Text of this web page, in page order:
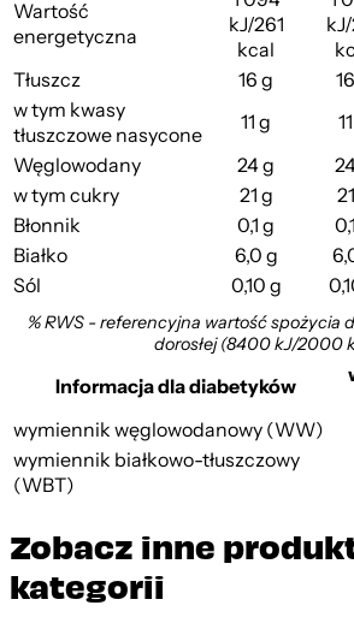
Wartość
energetyczna
kJ/261
kcal
Tłuszcz 16 g
w tym kwasy
tłuszczowe nasycone
11 g
Węglowodany
24 g
w tym cukry
21 g
Błonnik
0,1 g
Białko
6,0 g
Sól
0,10 g
% RWS - referencyjna wartość spożycia
dorosłej (8400 kJ/2000
Informacja dla diabetyków
wymiennik węglowodanowy (WW)
wymiennik białkowo-tłuszczowy
(WBT)
Zobacz inne
kategorii